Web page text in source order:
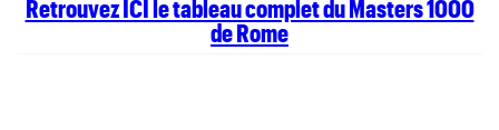
Retrouvez ICI le tableau complet du Masters 1000
de Rome